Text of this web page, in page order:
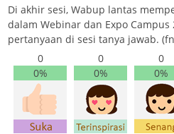
Di akhir sesi, Wabup lantas
dalam Webinar dan Expo
pertanyaan di sesi tanya jawab.
0
0%
0
0%
0
0%